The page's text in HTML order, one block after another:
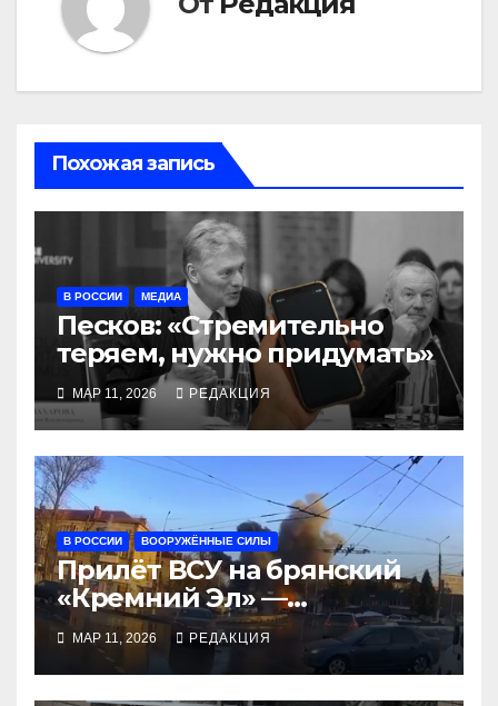
Похожая запись
В РОССИИ МЕДИА
Песков: «Стремительно
теряем, нужно придумать»
МАР 11, 2026 РЕДАКЦИЯ
В РОССИИ ВООРУЖЁННЫЕ СИЛЫ
Прилёт ВСУ на брянский
«Кремний Эл» —
крупнейшая атака в России
МАР 11, 2026 РЕДАКЦИЯ